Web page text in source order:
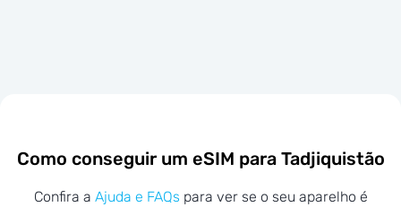
Como conseguir um eSIM para Tadjiquistão
Confira a Ajuda e FAQs para ver se o seu aparelho é